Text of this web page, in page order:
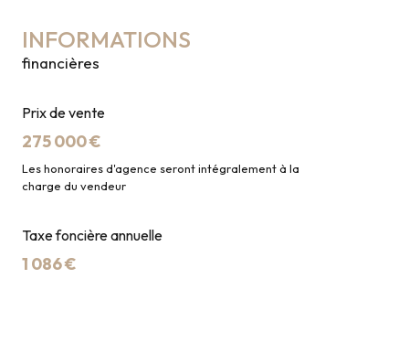
INFORMATIONS
financières
Prix de vente
275 000 €
Les honoraires d'agence seront intégralement à la
charge du vendeur
Taxe foncière annuelle
1 086 €